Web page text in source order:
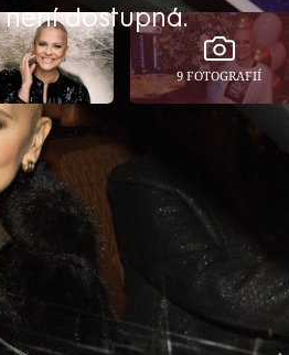
dostupná.
9 FOTOGRAFIÍ
a zároveň svádí
nyní na sociálních
svou milovanou
nádorem